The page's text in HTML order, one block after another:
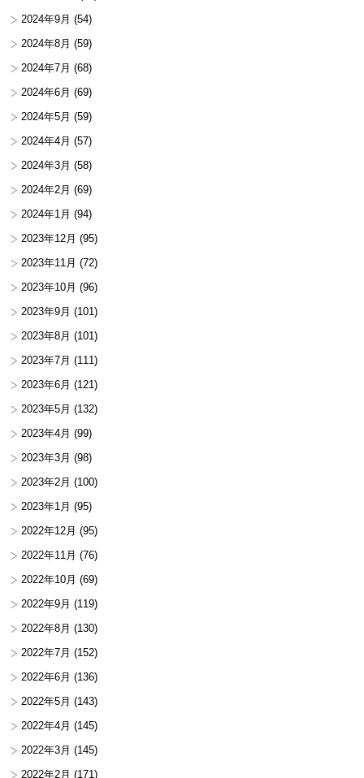
2024年9月 (54)
2024年8月 (59)
2024年7月 (68)
2024年6月 (69)
2024年5月 (59)
2024年4月 (57)
2024年3月 (58)
2024年2月 (69)
2024年1月 (94)
2023年12月 (95)
2023年11月 (72)
2023年10月 (96)
2023年9月 (101)
2023年8月 (101)
2023年7月 (111)
2023年6月 (121)
2023年5月 (132)
2023年4月 (99)
2023年3月 (98)
2023年2月 (100)
2023年1月 (95)
2022年12月 (95)
2022年11月 (76)
2022年10月 (69)
2022年9月 (119)
2022年8月 (130)
2022年7月 (152)
2022年6月 (136)
2022年5月 (143)
2022年4月 (145)
2022年3月 (145)
2022年2月 (171)